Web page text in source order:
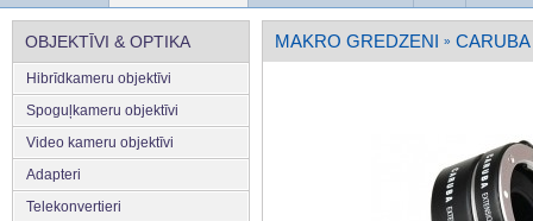
OBJEKTĪVI & OPTIKA
Hibrīdkameru objektīvi
Spoguļkameru objektīvi
Video kameru objektīvi
Adapteri
Telekonvertieri
MAKRO GREDZENI » CARUBA